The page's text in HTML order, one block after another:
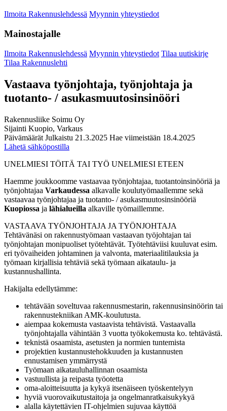
Ilmoita Rakennuslehdessä Myynnin yhteystiedot
Mainostajalle
Ilmoita Rakennuslehdessä Myynnin yhteystiedot Tilaa uutiskirje
Tilaa Rakennuslehti
Vastaava työnjohtaja, työnjohtaja ja
tuotanto- / asukasmuutosinsinööri
Rakennusliike Soimu Oy
Sijainti Kuopio, Varkaus
Päivämäärät Julkaistu 21.3.2025 Hae viimeistään 18.4.2025
Lähetä sähköpostilla
UNELMIESI TÖITÄ TAI TYÖ UNELMIESI ETEEN
Haemme joukkoomme vastaavaa työnjohtajaa, tuotantoinsinööriä ja
työnjohtajaa Varkaudessa alkavalle koulutyömaallemme sekä
vastaavaa työnjohtajaa ja tuotanto- / asukasmuutosinsinööriä
Kuopiossa ja lähialueilla alkaville työmaillemme.
VASTAAVA TYÖNJOHTAJA JA TYÖNJOHTAJA
Tehtävänäsi on rakennustyömaan vastaavan työjohtajan tai
työnjohtajan monipuoliset työtehtävät. Työtehtäviisi kuuluvat esim.
eri työvaiheiden johtaminen ja valvonta, materiaalitilauksia ja
työmaan kirjallisia tehtäviä sekä työmaan aikataulu- ja
kustannushallinta.
Hakijalta edellytämme:
tehtävään soveltuvaa rakennusmestarin, rakennusinsinöörin tai
rakennustekniikan AMK-koulutusta.
aiempaa kokemusta vastaavista tehtävistä. Vastaavalla
työnjohtajalla vähintään 3 vuotta työkokemusta ko. tehtävästä.
teknistä osaamista, asetusten ja normien tuntemista
projektien kustannustehokkuuden ja kustannusten
ennustamisen ymmärrystä
Työmaan aikatauluhallinnan osaamista
vastuullista ja reipasta työotetta
oma-aloitteisuutta ja kykyä itsenäiseen työskentelyyn
hyviä vuorovaikutustaitoja ja ongelmanratkaisukykyä
alalla käytettävien IT-ohjelmien sujuvaa käyttöä